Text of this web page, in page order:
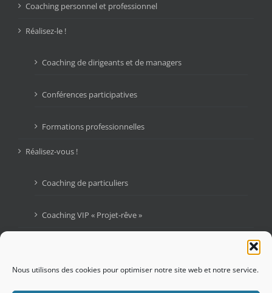
Nous utilisons des cookies pour optimiser notre site web et notre service.
Coaching personnel et professionnel
Réalisez-le !
Coaching de dirigeants et de managers
Conférences participatives
Formations professionnelles
Réalisez-vous !
Coaching de particuliers
Coaching VIP « Projet-rêve »
Blogue : Graines d’Audace
Contactez-moi !